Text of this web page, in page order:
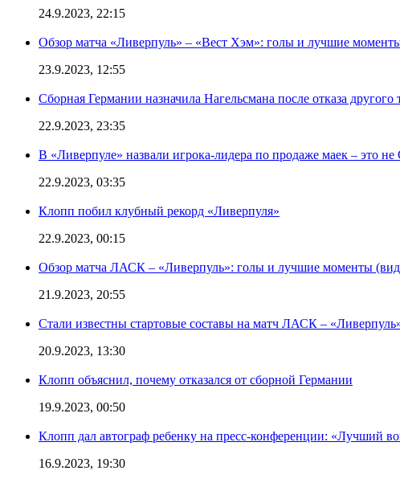
24.9.2023, 22:15
Обзор матча «Ливерпуль» – «Вест Хэм»: голы и лучшие
23.9.2023, 12:55
Сборная Германии назначила Нагельсмана после отказа другого
22.9.2023, 23:35
В «Ливерпуле» назвали игрока-лидера по продаже маек – это не
22.9.2023, 03:35
Клопп побил клубный рекорд «Ливерпуля»
22.9.2023, 00:15
Обзор матча ЛАСК – «Ливерпуль»: голы и лучшие моменты
21.9.2023, 20:55
Стали известны стартовые составы на матч ЛАСК –
20.9.2023, 13:30
Клопп объяснил, почему отказался от сборной Германии
19.9.2023, 00:50
Клопп дал автограф ребенку на пресс-конференции: «Лучший
16.9.2023, 19:30